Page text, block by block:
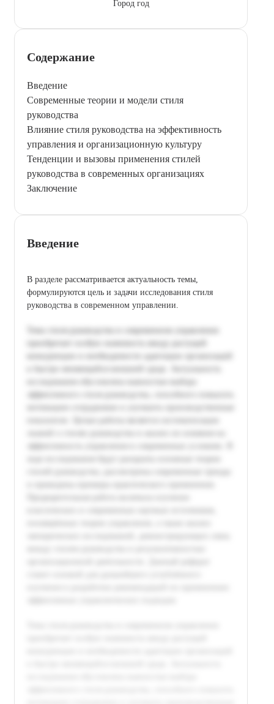
Город год
Содержание
Введение
Современные теории и модели стиля
руководства
Влияние стиля руководства на эффективность
управления и организационную культуру
Тенденции и вызовы применения стилей
руководства в современных организациях
Заключение
Введение
В разделе рассматривается актуальность темы,
формулируются цель и задачи исследования стиля
руководства в современном управлении.